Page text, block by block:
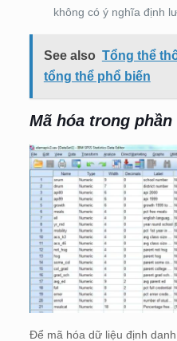
không có ý nghĩa định
See also Tổng thể
tổng thể phổ biến
Mã hóa trong phần
Để mã hóa dữ liệu định